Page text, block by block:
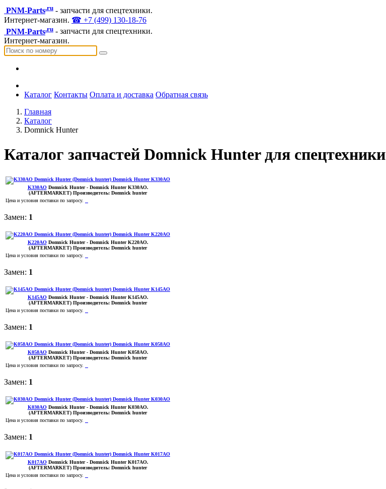
PNM-Parts.ru - запчасти для спецтехники.
Интернет-магазин. ☎ +7 (499) 130-18-76
PNM-Parts.ru - запчасти для спецтехники.
Интернет-магазин.
Каталог Контакты Оплата и доставка Обратная связь
Главная
Каталог
Domnick Hunter
Каталог запчастей Domnick Hunter для спецтехники
K330AO Domnick Hunter- Domnick Hunter K330AO.
(AFTERMARKET) Производитель: Domnick hunter
Цена и условия поставки по запросу.
Замен: 1
K220AO Domnick Hunter- Domnick Hunter K220AO.
(AFTERMARKET) Производитель: Domnick hunter
Цена и условия поставки по запросу.
Замен: 1
K145AO Domnick Hunter- Domnick Hunter K145AO.
(AFTERMARKET) Производитель: Domnick hunter
Цена и условия поставки по запросу.
Замен: 1
K058AO Domnick Hunter- Domnick Hunter K058AO.
(AFTERMARKET) Производитель: Domnick hunter
Цена и условия поставки по запросу.
Замен: 1
K030AO Domnick Hunter- Domnick Hunter K030AO.
(AFTERMARKET) Производитель: Domnick hunter
Цена и условия поставки по запросу.
Замен: 1
K017AO Domnick Hunter- Domnick Hunter K017AO.
(AFTERMARKET) Производитель: Domnick hunter
Цена и условия поставки по запросу.